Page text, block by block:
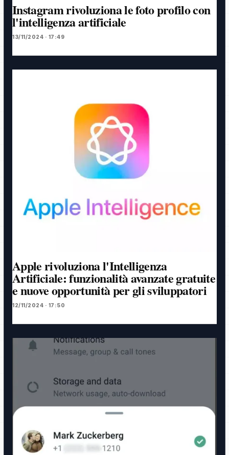
Instagram rivoluziona le foto profilo con
l'intelligenza artificiale
13/11/2024 · 17:49
Apple rivoluziona l'Intelligenza
Artificiale: funzionalità avanzate gratuite
e nuove opportunità per gli sviluppatori
12/11/2024 · 17:50